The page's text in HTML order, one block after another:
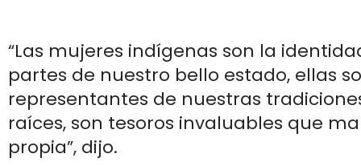
“Las mujeres indígenas son la
partes de nuestro bello estado, ellas
representantes de nuestras
raíces, son tesoros invaluables que
propia”, dijo.